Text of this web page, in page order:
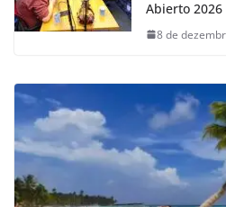
Abierto 2026
8 de